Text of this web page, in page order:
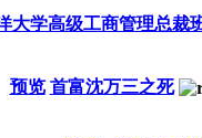
大学高级工商管理总裁
预览 首富沈万三之死